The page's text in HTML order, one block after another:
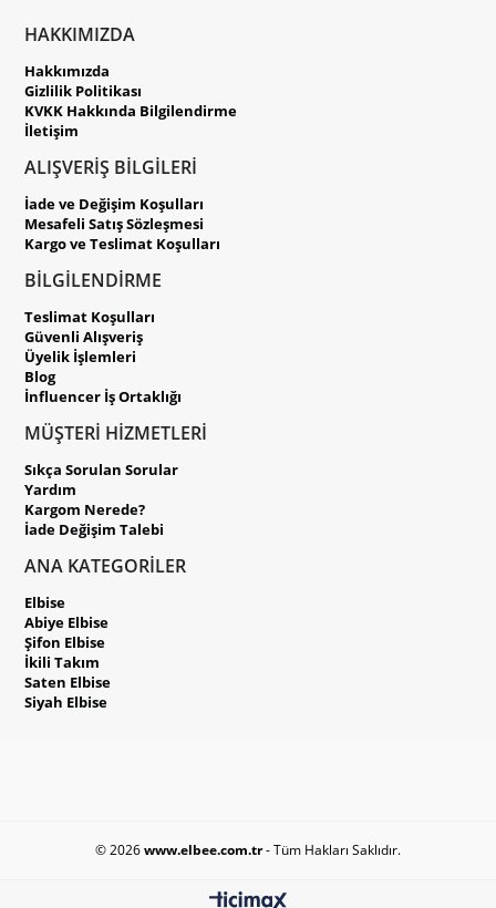
HAKKIMIZDA
Hakkımızda
Gizlilik Politikası
KVKK Hakkında Bilgilendirme
İletişim
ALIŞVERİŞ BİLGİLERİ
İade ve Değişim Koşulları
Mesafeli Satış Sözleşmesi
Kargo ve Teslimat Koşulları
BİLGİLENDİRME
Teslimat Koşulları
Güvenli Alışveriş
Üyelik İşlemleri
Blog
İnfluencer İş Ortaklığı
MÜŞTERİ HİZMETLERİ
Sıkça Sorulan Sorular
Yardım
Kargom Nerede?
İade Değişim Talebi
ANA KATEGORİLER
Elbise
Abiye Elbise
Şifon Elbise
İkili Takım
Saten Elbise
Siyah Elbise
© 2026www.elbee.com.tr- Tüm Hakları Saklıdır.